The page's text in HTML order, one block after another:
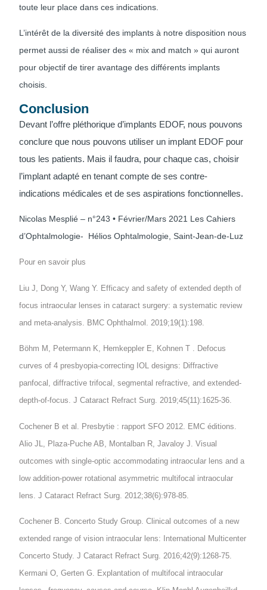
toute leur place dans ces indications.
L’intérêt de la diversité des implants à notre disposition nous
permet aussi de réaliser des « mix and match » qui auront
pour objectif de tirer avantage des différents implants
choisis.
Conclusion
Devant l’offre pléthorique d’implants EDOF, nous pouvons
conclure que nous pouvons utiliser un implant EDOF pour
tous les patients. Mais il faudra, pour chaque cas, choisir
l’implant adapté en tenant compte de ses contre-
indications médicales et de ses aspirations fonctionnelles.
Nicolas Mesplié – n°243 • Février/Mars 2021 Les Cahiers
d’Ophtalmologie- Hélios Ophtalmologie, Saint-Jean-de-Luz
Pour en savoir plus
Liu J, Dong Y, Wang Y. Efficacy and safety of extended depth of
focus intraocular lenses in cataract surgery: a systematic review
and meta-analysis. BMC Ophthalmol. 2019;19(1):198.
Böhm M, Petermann K, Hemkeppler E, Kohnen T . Defocus
curves of 4 presbyopia-correcting IOL designs: Diffractive
panfocal, diffractive trifocal, segmental refractive, and extended-
depth-of-focus. J Cataract Refract Surg. 2019;45(11):1625-36.
Cochener B et al. Presbytie : rapport SFO 2012. EMC éditions.
Alio JL, Plaza-Puche AB, Montalban R, Javaloy J. Visual
outcomes with single-optic accommodating intraocular lens and a
low addition-power rotational asymmetric multifocal intraocular
lens. J Cataract Refract Surg. 2012;38(6):978-85.
Cochener B. Concerto Study Group. Clinical outcomes of a new
extended range of vision intraocular lens: International Multicenter
Concerto Study. J Cataract Refract Surg. 2016;42(9):1268-75.
Kermani O, Gerten G. Explantation of multifocal intraocular